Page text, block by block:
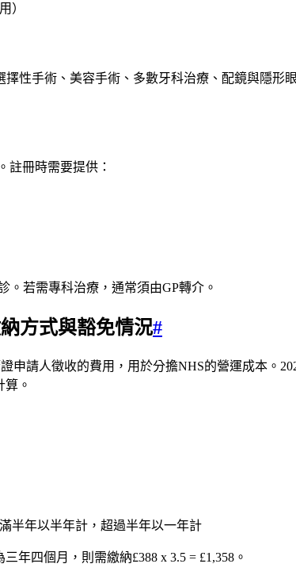
）
性手術、美容手術、多數牙科治療、配鏡與隱
註冊時需要提供：
。若需專科治療，通常須由GP轉介。
方式與豁免情況#
申請人徵收的費用，用於分擔NHS的營運成本。
。
半年以半年計，超過半年以一年計
年四個月，則需繳納£388 x 3.5 = £1,358。